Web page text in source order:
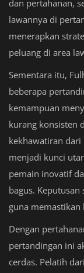
dan pertahanan,
lawannya di
menerapkan
peluang di area
Sementara itu,
beberapa
kemampuan
kurang konsisten
kekhawatiran dari
menjadi kunci
pemain inovatif
bagus.
guna memastikan
Dengan
pertandingan ini
cerdas. Pelatih